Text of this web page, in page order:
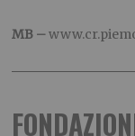
MB –